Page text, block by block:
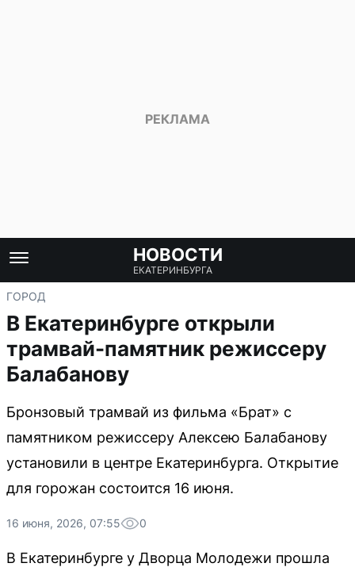
НОВОСТИ
ЕКАТЕРИНБУРГА
ГОРОД
В Екатеринбурге открыли
трамвай-памятник режиссеру
Балабанову
Бронзовый трамвай из фильма «Брат» с
памятником режиссеру Алексею Балабанову
установили в центре Екатеринбурга. Открытие
для горожан состоится 16 июня.
16 июня, 2026, 07:55 0
В Екатеринбурге у Дворца Молодежи прошла